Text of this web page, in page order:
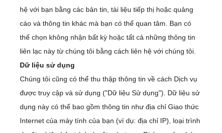
hệ với bạn bằng các bản tin, tài liệu tiếp thị hoặc quảng
cáo và thông tin khác mà bạn có thể quan tâm. Bạn có
thể chọn không nhận bất kỳ hoặc tất cả những thông tin
liên lạc này từ chúng tôi bằng cách liên hệ với chúng tôi.
Dữ liệu sử dụng
Chúng tôi cũng có thể thu thập thông tin về cách Dịch vụ
được truy cập và sử dụng ("Dữ liệu Sử dụng"). Dữ liệu sử
dụng này có thể bao gồm thông tin như địa chỉ Giao thức
Internet của máy tính của bạn (ví dụ: địa chỉ IP), loại trình